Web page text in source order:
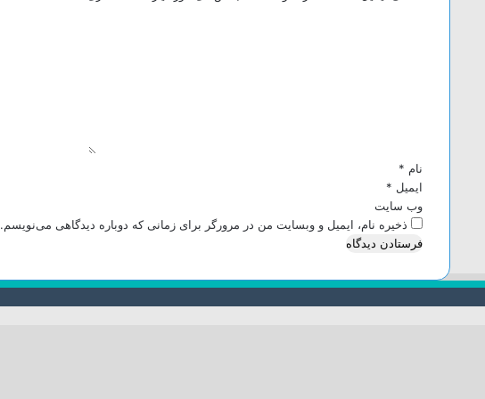
نام *
ایمیل *
وب‌ سایت
ذخیره نام، ایمیل و وبسایت من در مرورگر برای زمانی که دوباره دیدگاهی می‌نویسم.